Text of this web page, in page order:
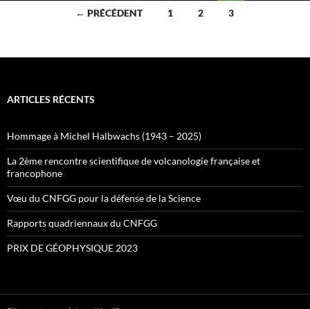
Navigation
articles
← PRÉCÉDENT 1 2 3
ARTICLES RÉCENTS
Hommage à Michel Halbwachs (1943 – 2025)
La 2ème rencontre scientifique de volcanologie française et
francophone
Vœu du CNFGG pour la défense de la Science
Rapports quadriennaux du CNFGG
PRIX DE GÉOPHYSIQUE 2023